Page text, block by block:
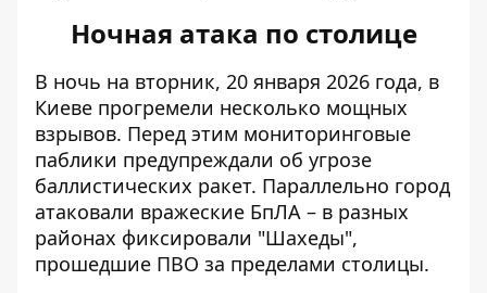
Ночная атака по столице
В ночь на вторник, 20 января 2026 года, в
Киеве прогремели несколько мощных
взрывов. Перед этим мониторинговые
паблики предупреждали об угрозе
баллистических ракет. Параллельно город
атаковали вражеские БпЛА – в разных
районах фиксировали "Шахеды",
прошедшие ПВО за пределами столицы.